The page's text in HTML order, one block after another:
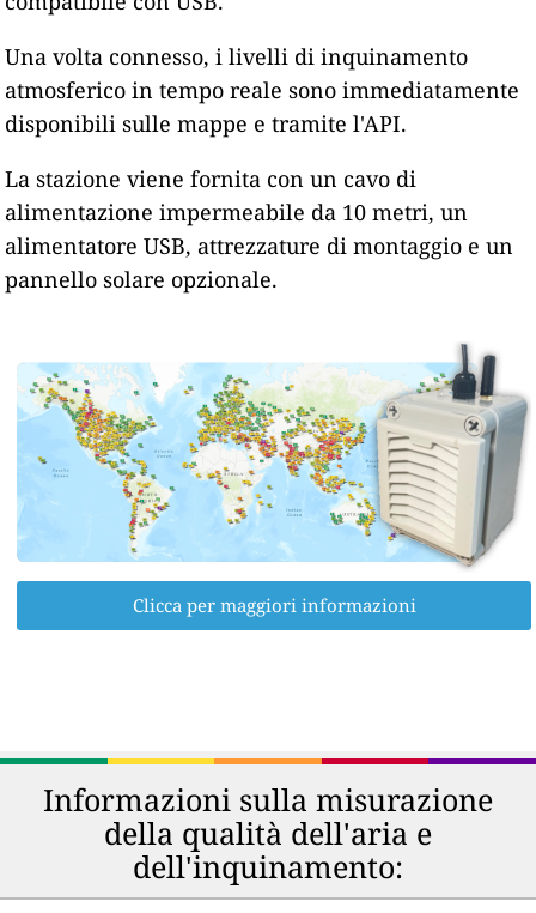
Una volta connesso, i livelli di inquinamento
atmosferico in tempo reale sono immediatamente
disponibili sulle mappe e tramite l'API.
La stazione viene fornita con un cavo di
alimentazione impermeabile da 10 metri, un
alimentatore USB, attrezzature di montaggio e un
pannello solare opzionale.
Clicca per maggiori informazioni
Informazioni sulla misurazione
della qualità dell'aria e
dell'inquinamento: